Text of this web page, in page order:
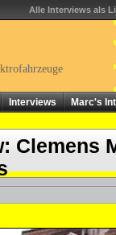
Alle Interviews als
Interviews Marc's
Clemens